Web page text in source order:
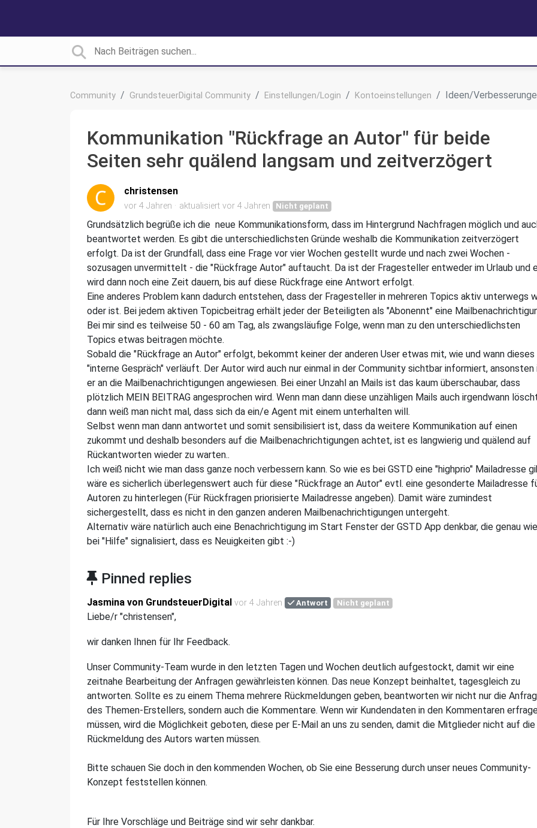
Community GrundsteuerDigital Community Einstellungen/Login Kontoeinstellungen Ideen/
Kommunikation "Rückfrage an Autor" für beide
Seiten sehr quälend langsam und zeitverzögert
christensen
vor 4 Jahren aktualisiert vor 4 Jahren Nicht geplant
Grundsätzlich begrüße ich die neue Kommunikationsform, dass im Hintergrund Nachfragen möglich und
beantwortet werden. Es gibt die unterschiedlichsten Gründe weshalb die Kommunikation zeitverzögert
erfolgt. Da ist der Grundfall, dass eine Frage vor vier Wochen gestellt wurde und nach zwei Wochen -
sozusagen unvermittelt - die "Rückfrage Autor" auftaucht. Da ist der Fragesteller entweder im Urlaub und
wird dann noch eine Zeit dauern, bis auf diese Rückfrage eine Antwort erfolgt.
Eine anderes Problem kann dadurch entstehen, dass der Fragesteller in mehreren Topics aktiv unterwegs
oder ist. Bei jedem aktiven Topicbeitrag erhält jeder der Beteiligten als "Abonennt" eine
Bei mir sind es teilweise 50 - 60 am Tag, als zwangsläufige Folge, wenn man zu den unterschiedlichsten
Topics etwas beitragen möchte.
Sobald die "Rückfrage an Autor" erfolgt, bekommt keiner der anderen User etwas mit, wie und wann dieses
"interne Gespräch" verläuft. Der Autor wird auch nur einmal in der Community sichtbar informiert,
er an die Mailbenachrichtigungen angewiesen. Bei einer Unzahl an Mails ist das kaum überschaubar, dass
plötzlich MEIN BEITRAG angesprochen wird. Wenn man dann diese unzähligen Mails auch irgendwann
dann weiß man nicht mal, dass sich da ein/e Agent mit einem unterhalten will.
Selbst wenn man dann antwortet und somit sensibilisiert ist, dass da weitere Kommunikation auf einen
zukommt und deshalb besonders auf die Mailbenachrichtigungen achtet, ist es langwierig und quälend auf
Rückantworten wieder zu warten..
Ich weiß nicht wie man dass ganze noch verbessern kann. So wie es bei GSTD eine "highprio" Mailadresse
wäre es sicherlich überlegenswert auch für diese "Rückfrage an Autor" evtl. eine gesonderte Mailadresse
Autoren zu hinterlegen (Für Rückfragen priorisierte Mailadresse angeben). Damit wäre zumindest
sichergestellt, dass es nicht in den ganzen anderen Mailbenachrichtigungen untergeht.
Alternativ wäre natürlich auch eine Benachrichtigung im Start Fenster der GSTD App denkbar, die genau wie
bei "Hilfe" signalisiert, dass es Neuigkeiten gibt :-)
Pinned replies
Jasmina von GrundsteuerDigital vor 4 Jahren Antwort Nicht geplant
Liebe/r "christensen",
wir danken Ihnen für Ihr Feedback.
Unser Community-Team wurde in den letzten Tagen und Wochen deutlich aufgestockt, damit wir eine
zeitnahe Bearbeitung der Anfragen gewährleisten können. Das neue Konzept beinhaltet, tagesgleich zu
antworten. Sollte es zu einem Thema mehrere Rückmeldungen geben, beantworten wir nicht nur die
des Themen-Erstellers, sondern auch die Kommentare. Wenn wir Kundendaten in den Kommentaren
müssen, wird die Möglichkeit geboten, diese per E-Mail an uns zu senden, damit die Mitglieder nicht auf die
Rückmeldung des Autors warten müssen.
Bitte schauen Sie doch in den kommenden Wochen, ob Sie eine Besserung durch unser neues Community-
Konzept feststellen können.
Für Ihre Vorschläge und Beiträge sind wir sehr dankbar.